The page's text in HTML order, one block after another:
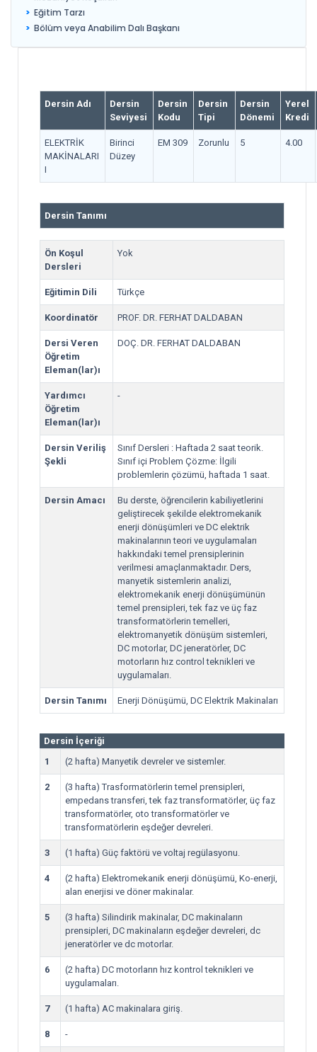
Eğitim Tarzı
Bölüm veya Anabilim Dalı Başkanı
Dersin Adı
Dersin
Seviyesi
Dersin
Kodu
Dersin
Tipi
Dersin
Dönemi
Yerel
Kredi
ELEKTRİK
MAKİNALARI
I
Birinci
Düzey
EM 309 Zorunlu 5 4.00
Dersin Tanımı
Ön Koşul
Dersleri
Yok
Eğitimin Dili Türkçe
Koordinatör PROF. DR. FERHAT DALDABAN
Dersi Veren
Öğretim
Eleman(lar)ı
DOÇ. DR. FERHAT DALDABAN
Yardımcı
Öğretim
Eleman(lar)ı
-
Dersin Veriliş
Şekli
Sınıf Dersleri : Haftada 2 saat teorik.
Sınıf içi Problem Çözme: İlgili
problemlerin çözümü, haftada 1 saat.
Dersin Amacı
Bu derste, öğrencilerin kabiliyetlerini
geliştirecek şekilde elektromekanik
enerji dönüşümleri ve DC elektrik
makinalarının teori ve uygulamaları
hakkındaki temel prensiplerinin
verilmesi amaçlanmaktadır. Ders,
manyetik sistemlerin analizi,
elektromekanik enerji dönüşümünün
temel prensipleri, tek faz ve üç faz
transformatörlerin temelleri,
elektromanyetik dönüşüm sistemleri,
DC motorlar, DC jeneratörler, DC
motorların hız control teknikleri ve
uygulamaları.
Dersin Tanımı Enerji Dönüşümü, DC Elektrik Makinaları
Dersin İçeriği
1
(2 hafta) Manyetik devreler ve sistemler.
2
(3 hafta) Trasformatörlerin temel prensipleri,
empedans transferi, tek faz transformatörler, üç faz
transformatörler, oto transformatörler ve
transformatörlerin eşdeğer devreleri.
3 (1 hafta) Güç faktörü ve voltaj regülasyonu.
4
(2 hafta) Elektromekanik enerji dönüşümü, Ko-enerji,
alan enerjisi ve döner makinalar.
5
(3 hafta) Silindirik makinalar, DC makinaların
prensipleri, DC makinaların eşdeğer devreleri, dc
jeneratörler ve dc motorlar.
6
(2 hafta) DC motorların hız kontrol teknikleri ve
uygulamaları.
7 (1 hafta) AC makinalara giriş.
8 -